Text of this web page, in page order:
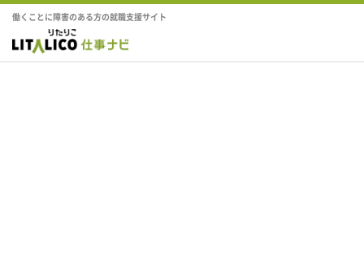
働くことに障害のある方の就職支援サイト